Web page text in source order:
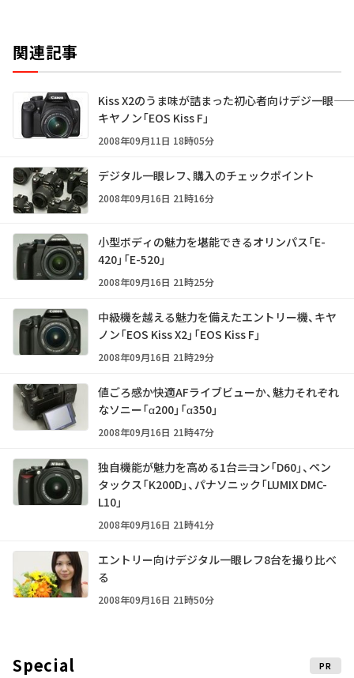
関連記事
Kiss X2のうま味が詰まった初心者向けデジ一眼――
キヤノン「EOS Kiss F」
2008年09月11日 18時05分
デジタル一眼レフ、購入のチェックポイント
2008年09月16日 21時16分
小型ボディの魅力を堪能できるオリンパス「E-
420」「E-520」
2008年09月16日 21時25分
中級機を越える魅力を備えたエントリー機、キヤ
ノン「EOS Kiss X2」「EOS Kiss F」
2008年09月16日 21時29分
値ごろ感か快適AFライブビューか、魅力それぞれ
なソニー「α200」「α350」
2008年09月16日 21時47分
独自機能が魅力を高める1台――ニコン「D60」、ペン
タックス「K200D」、パナソニック「LUMIX DMC-
L10」
2008年09月16日 21時41分
エントリー向けデジタル一眼レフ8台を撮り比べ
る
2008年09月16日 21時50分
Special PR